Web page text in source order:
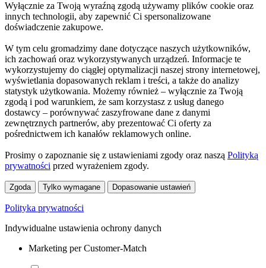
Wyłącznie za Twoją wyraźną zgodą używamy plików cookie oraz
innych technologii, aby zapewnić Ci spersonalizowane
doświadczenie zakupowe.
W tym celu gromadzimy dane dotyczące naszych użytkowników,
ich zachowań oraz wykorzystywanych urządzeń. Informacje te
wykorzystujemy do ciągłej optymalizacji naszej strony internetowej,
wyświetlania dopasowanych reklam i treści, a także do analizy
statystyk użytkowania. Możemy również – wyłącznie za Twoją
zgodą i pod warunkiem, że sam korzystasz z usług danego
dostawcy – porównywać zaszyfrowane dane z danymi
zewnętrznych partnerów, aby prezentować Ci oferty za
pośrednictwem ich kanałów reklamowych online.
Prosimy o zapoznanie się z ustawieniami zgody oraz naszą Polityką
prywatności przed wyrażeniem zgody.
Zgoda Tylko wymagane Dopasowanie ustawień
Polityka prywatności
Indywidualne ustawienia ochrony danych
Marketing per Customer-Match